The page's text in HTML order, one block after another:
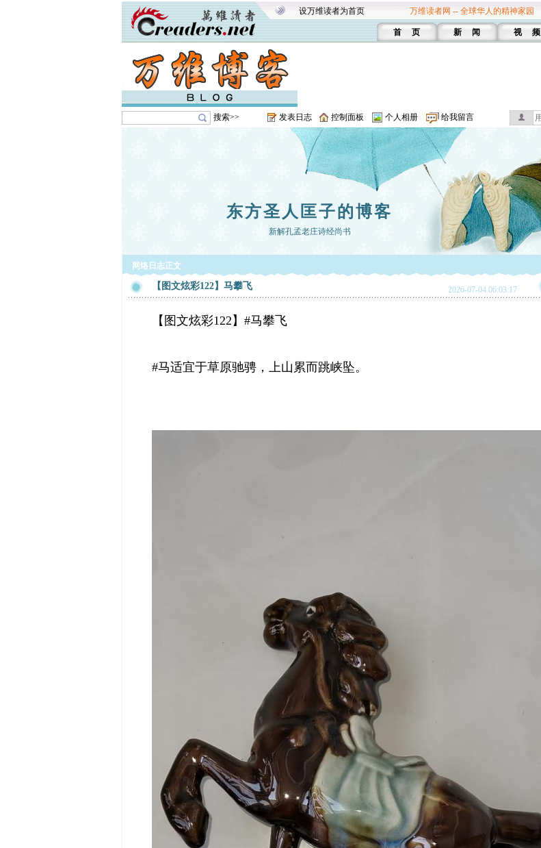
设万维读者为首页 万维读者网 -- 全球华人的精神家园
首 页 新 闻 视 频
搜索>> 发表日志 控制面板 个人相册 给我留言
东方圣人匡子的博客
新解孔孟老庄诗经尚书
网络日志正文
【图文炫彩122】马攀飞 2026-07-04 06:03:17
【图文炫彩122】#马攀飞
#马适宜于草原驰骋，上山累而跳峡坠。